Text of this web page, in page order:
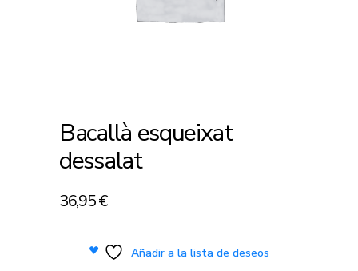
Bacallà esqueixat
dessalat
36,95€
Añadir a la lista de deseos